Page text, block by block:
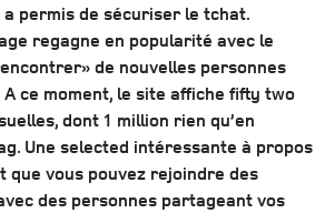
permis de sécuriser le tchat.
regagne en popularité avec le
de nouvelles personnes
ce moment, le site affiche fifty two
dont 1 million rien qu’en
Une selected intéressante à propos
vous pouvez rejoindre des
des personnes partageant vos